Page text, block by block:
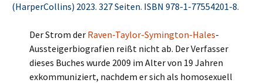
(HarperCollins) 2023. 327 Seiten. ISBN 978-1-77554201-8.
Der Strom der Raven-Taylor-Symington-Hales-
Aussteigerbiografien reißt nicht ab. Der Verfasser
dieses Buches wurde 2009 im Alter von 19 Jahren
exkommuniziert, nachdem er sich als homosexuell